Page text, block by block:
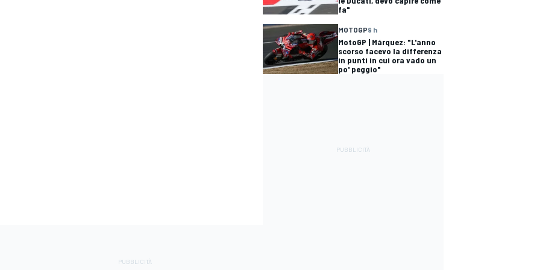
fa"
MOTOGP9 h
MotoGP | Márquez: "L'anno
scorso facevo la differenza
in punti in cui ora vado un
po' peggio"